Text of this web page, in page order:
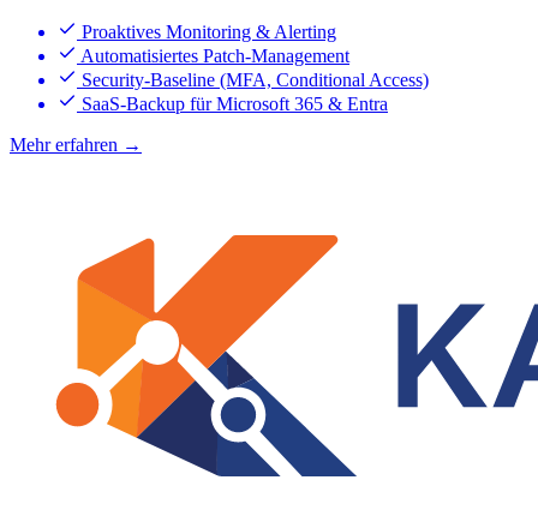
Proaktives Monitoring & Alerting
Automatisiertes Patch-Management
Security-Baseline (MFA, Conditional Access)
SaaS-Backup für Microsoft 365 & Entra
Mehr erfahren →